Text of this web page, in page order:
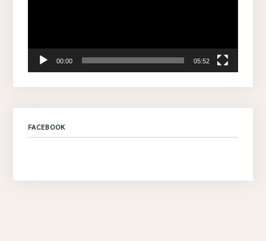
00:00 05:52
FACEBOOK